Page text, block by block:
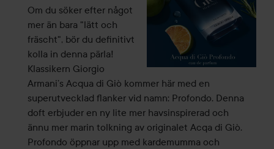
Om du söker efter något
mer än bara "lätt och
fräscht", bör du definitivt
kolla in denna pärla!
Klassikern Giorgio
Armani’s Acqua di Giò kommer här med en
superutvecklad flanker vid namn: Profondo. Denna
doft erbjuder en ny lite mer havsinspirerad och
ännu mer marin tolkning av originalet Acqa di Giò.
Profondo öppnar upp med kardemumma och